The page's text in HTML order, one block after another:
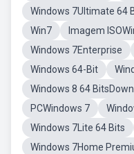
Windows 7Ultimate 64
Win7
Imagem
Windows 7Enterprise
Windows 64-Bit
Windows 8 64
PCWindows 7
Windows 7Lite 64 Bits
Windows 7Home